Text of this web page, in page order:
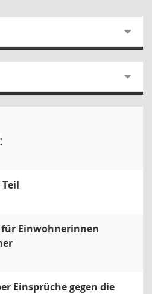
für Einwohnerinnen
Einsprüche gegen die